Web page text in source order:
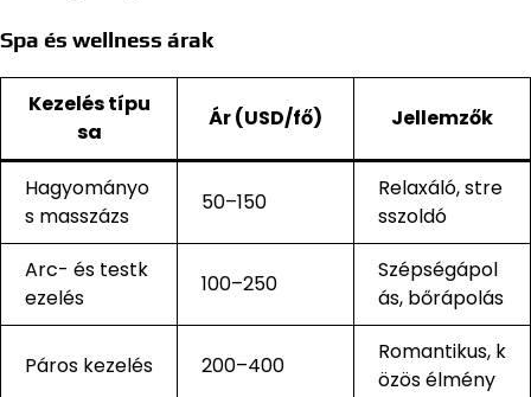
Spa és wellness árak
Kezelés típu
sa
Ár (USD/fő) Jellemzők
Hagyományo
s masszázs
50–150
Relaxáló, stre
sszoldó
Arc- és testk
ezelés
100–250
Szépségápol
ás, bőrápolás
Páros kezelés 200–400
Romantikus, k
özös élmény